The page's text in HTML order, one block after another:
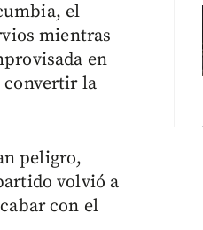
el
mientras
en
convertir la
peligro,
volvió a
con el